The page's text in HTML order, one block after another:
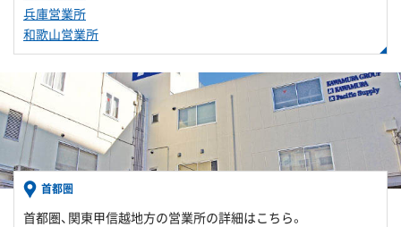
兵庫営業所
和歌山営業所
首都圏
首都圏、関東甲信越地方の営業所の詳細はこちら。